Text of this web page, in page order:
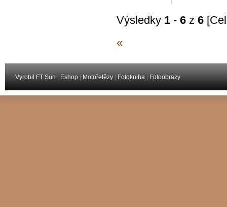
Výsledky 1 - 6 z 6
«
Vyrobil FT Sun Eshop Motořetězy Fotokniha Fotoobrazy